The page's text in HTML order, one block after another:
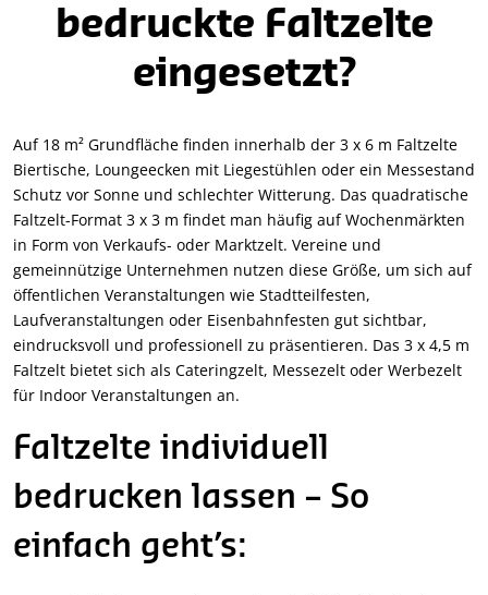
bedruckte Faltzelte
eingesetzt?
Auf 18 m² Grundfläche finden innerhalb der 3 x 6 m Faltzelte
Biertische, Loungeecken mit Liegestühlen oder ein Messestand
Schutz vor Sonne und schlechter Witterung. Das quadratische
Faltzelt-Format 3 x 3 m findet man häufig auf Wochenmärkten
in Form von Verkaufs- oder Marktzelt. Vereine und
gemeinnützige Unternehmen nutzen diese Größe, um sich auf
öffentlichen Veranstaltungen wie Stadtteilfesten,
Laufveranstaltungen oder Eisenbahnfesten gut sichtbar,
eindrucksvoll und professionell zu präsentieren. Das 3 x 4,5 m
Faltzelt bietet sich als Cateringzelt, Messezelt oder Werbezelt
für Indoor Veranstaltungen an.
Faltzelte individuell
bedrucken lassen – So
einfach geht’s: